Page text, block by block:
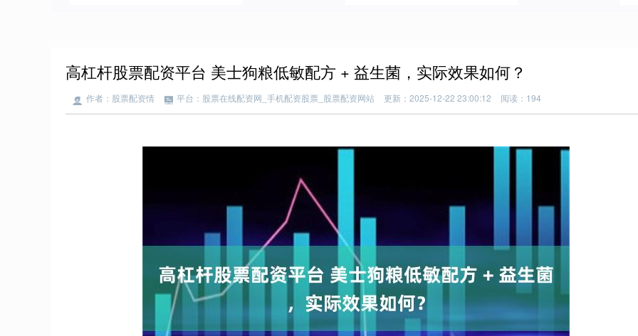
高杠杆股票配资平台 美士狗粮低敏配方 + 益生菌，实际效果如何？
作者：股票配资情 平台：股票在线配资网_手机配资股票_股票配资网站 更新：2025-12-22 23:00:12 阅读：194